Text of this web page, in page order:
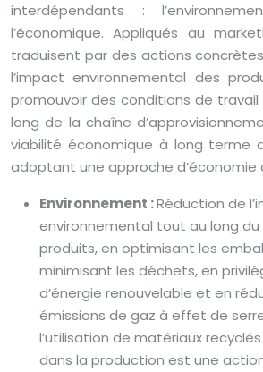
interdépendants :
l’économique. Appliqués au
traduisent par des actions
l’impact environnemental des
promouvoir des conditions de
long de la chaîne
viabilité économique à long terme
adoptant une approche d’économie
Environnement :Réduction de
environnemental tout au long du
produits, en optimisant les
minimisant les déchets, en
d’énergie renouvelable et en
émissions de gaz à effet de
l’utilisation de matériaux
dans la production est une